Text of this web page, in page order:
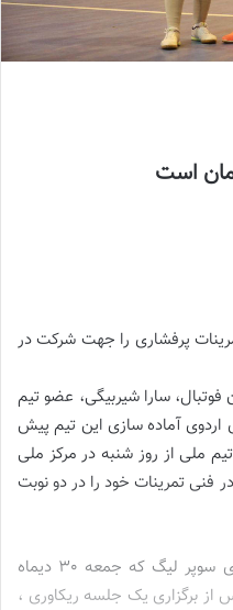
است
پرفشاری را جهت شرکت در
فوتبال، سارا شیربیگی، عضو تیم
اردوی آماده سازی این تیم پیش
ملی از روز شنبه در مرکز ملی
فنی تمرینات خود را در دو نوبت
وی ادامه داد: پس از برگزاری رقابتهای سوپر لیگ که جمعه 30 دیماه
از برگزاری یک جلسه ریکاوری ،